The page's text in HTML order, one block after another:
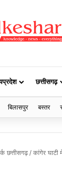
छत्तीसगढ़
बिलासपुर बस्तर
छत्तीसगढ़ /कांगेर घाटी